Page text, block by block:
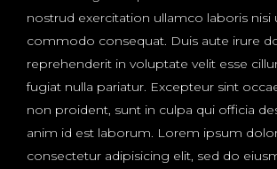
nostrud exercitation ullamco laboris nisi
commodo consequat. Duis aute irure
reprehenderit in voluptate velit esse
fugiat nulla pariatur. Excepteur sint
non proident, sunt in culpa qui officia
anim id est laborum. Lorem ipsum
consectetur adipisicing elit, sed do